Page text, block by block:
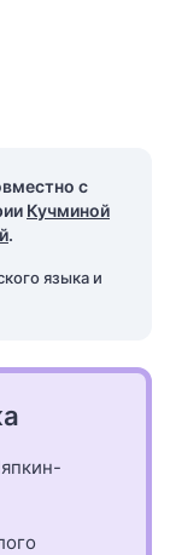
с
Кучминой
.
языка и